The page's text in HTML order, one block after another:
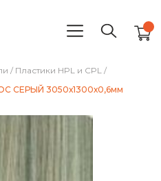
/ Пластики HPL и CPL /
СЕРЫЙ 3050х1300х0,6мм